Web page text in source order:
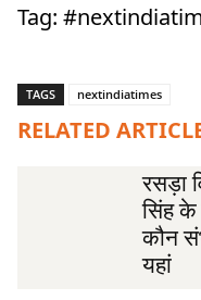
Tag:
TAGS nextindiatimes
RELATED
रसड़ा
सिंह
कौन
यहां